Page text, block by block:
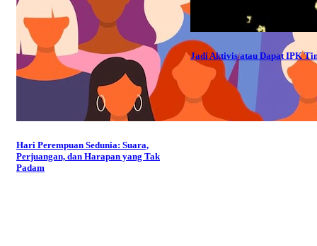
Hari Perempuan Sedunia: Suara,
Perjuangan, dan Harapan yang Tak
Padam
Jadi Aktivis atau Dapat IPK